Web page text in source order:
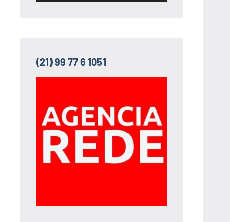
(21) 99 77 6 1051